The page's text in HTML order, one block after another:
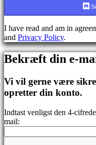
DA
EL
EN
ES
HR
IT
JA
NL
NO
I have read and am in
and Privacy Policy.
Bekræft din e-
Vi vil gerne være
opretter din konto.
Indtast venligst den 4-
mail: